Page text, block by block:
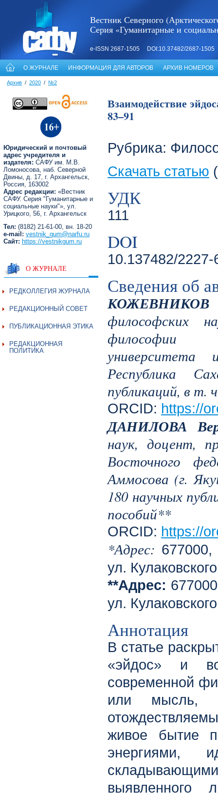
Вестник Северного
Серия «Гуманитарные и
e-ISSN 2687-1505 DOI:10.37482/2687-1505
О ЖУРНАЛЕ ИНФОРМАЦИЯ ДЛЯ АВТОРОВ АРХИВ НОМЕРОВ
Архив / 2020 / №2
Юридический и почтовый
адрес учредителя и
издателя: САФУ им. М.В.
Ломоносова, наб. Северной
Двины, д. 17, г. Архангельск,
Россия, 163002
Адрес редакции: «Вестник
САФУ. Серия "Гуманитарные и
социальные науки"», ул.
Урицкого, 56, г. Архангельск
Тел: (8182) 21-61-00, вн. 18-20
e-mail: vestnik_gum@narfu.ru
Сайт: https://vestnikgum.ru
О ЖУРНАЛЕ
РЕДКОЛЛЕГИЯ ЖУРНАЛА
РЕДАКЦИОННЫЙ СОВЕТ
ПУБЛИКАЦИОННАЯ ЭТИКА
РЕДАКЦИОННАЯ
ПОЛИТИКА
Взаимодействие
83–91
Рубрика:
Скачать статью
УДК
111
DOI
10.137482/
Сведения об
КОЖЕВНИКОВ
философских
философии
Республика
публикаций, в т.
ORCID: https://
ДАНИЛОВА
наук, доцент,
Восточного
Аммосова (г.
180 научных
пособий**
ORCID: https://
*Адрес: 677000,
ул.
**Адрес:
ул.
Аннотация
В статье
«эйдос» и
современной
или мысль,
живое бытие
выявленного